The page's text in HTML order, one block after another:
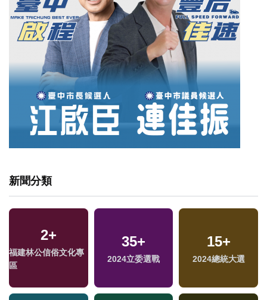
新聞分類
2+
福建林公信俗文化專
區
35+
2024立委選戰
15+
2024總統大選